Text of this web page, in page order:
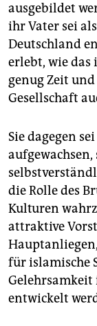
ausgebildet
ihr Vater sei
Deutschland
erlebt, wie
genug Zeit
Gesellschaft
Sie dagegen
aufgewachsen,
die Rolle des
Kulturen
attraktive
für islamische
Gelehrsamkeit
entwickelt